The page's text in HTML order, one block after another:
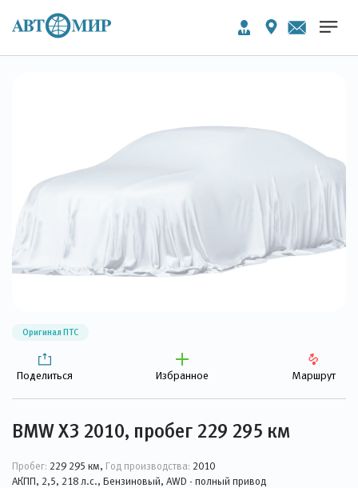
Оригинал ПТС
Поделиться Избранное Маршрут
BMW X3 2010, пробег 229 295 км
Пробег: 229 295 км, Год производства: 2010
АКПП, 2,5, 218 л.с., Бензиновый, AWD - полный привод